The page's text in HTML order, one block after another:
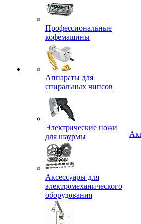
Профессиональные
кофемашины
Аппараты для
спиральных чипсов
Электрические ножи
для шаурмы
Аксессуары для
электромеханического
оборудования